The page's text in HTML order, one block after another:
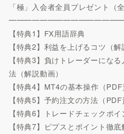
「極」入会者全員プレゼント（
【特典1】FX用語辞典
【特典2】利益を上げるコツ（解
【特典3】負けトレーダーにな
法（解説動画）
【特典4】MT4の基本操作（
【特典5】予約注文の方法（PDF
【特典6】トレードチェックポイ
【特典7】ピプスとポイント徹底